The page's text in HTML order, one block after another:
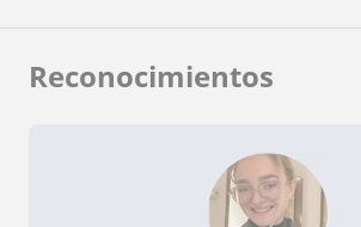
Reconocimientos